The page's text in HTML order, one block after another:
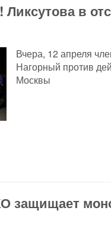
в
Вчера, 12 апреля
Нагорный против
Москвы
защищает